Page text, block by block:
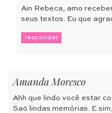
Ain Rebeca, amo
seus textos. Eu que
responder
Amanda Moresco
Ahh que lindo você estar
Saõ lindas memórias. E